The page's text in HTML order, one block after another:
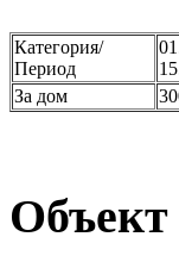
Категория/
Период
За дом
Объект